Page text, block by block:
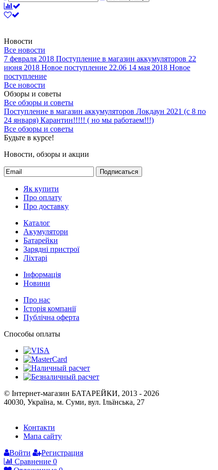
Новости
Все новости
7 февраля 2018 Поступление в магазин аккумуляторов 22
июня 2018 Новое поступление 22.06 14 мая 2018 Новое
поступление
Все новости
Обзоры и советы
Все обзоры и советы
Поступление в магазин аккумуляторов Локдаун 2021 (с 8 по
24 января) Карантин!!!!! ( но мы работаем!!!)
Все обзоры и советы
Будьте в курсе!
Новости, обзоры и акции
Подписаться
Як купити
Про оплату
Про доставку
Каталог
Акумулятори
Батарейки
Зарядні пристрої
Ліхтарі
Інформація
Новини
Про нас
Історія компанії
Публічна оферта
Способы оплаты
© Інтернет-магазин БАТАРЕЙКИ, 2013 - 2026
40030, Україна, м. Суми, вул. Ільїнська, 27
Контакти
Мапа сайту
Войти
Регистрация
Сравнение 0